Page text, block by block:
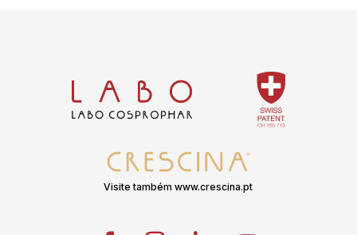
Visite também www.crescina.pt